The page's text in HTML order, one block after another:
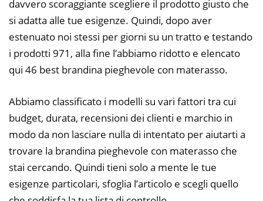
davvero scoraggiante scegliere il prodotto giusto che
si adatta alle tue esigenze. Quindi, dopo aver
estenuato noi stessi per giorni su un tratto e testando
i prodotti 971, alla fine l’abbiamo ridotto e elencato
qui 46 best brandina pieghevole con materasso.
Abbiamo classificato i modelli su vari fattori tra cui
budget, durata, recensioni dei clienti e marchio in
modo da non lasciare nulla di intentato per aiutarti a
trovare la brandina pieghevole con materasso che
stai cercando. Quindi tieni solo a mente le tue
esigenze particolari, sfoglia l’articolo e scegli quello